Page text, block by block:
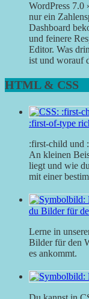
WordPress 7.0
nur ein
Dashboard
und feinere
Editor. Was
ist und worauf
HTML & CSS
:first-of-type
:first-child und
An kleinen
liegt und wie
mit einer
du Bilder für
Lerne in
Bilder für den
es ankommt.